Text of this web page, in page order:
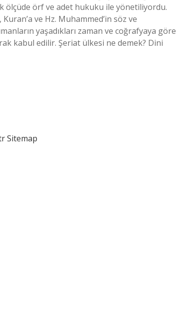
ölçüde örf ve adet hukuku ile yönetiliyordu.
ve Hz. Muhammed’in söz ve
yaşadıkları zaman ve coğrafyaya göre
kabul edilir. Şeriat ülkesi ne demek? Dini
Sitemap